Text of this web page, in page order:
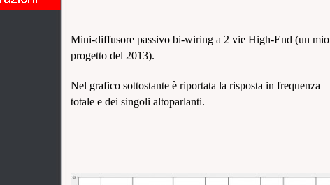
Mini-diffusore passivo bi-wiring a 2 vie High-End (un mio
progetto del 2013).
Nel grafico sottostante è riportata la risposta in frequenza
totale e dei singoli altoparlanti.